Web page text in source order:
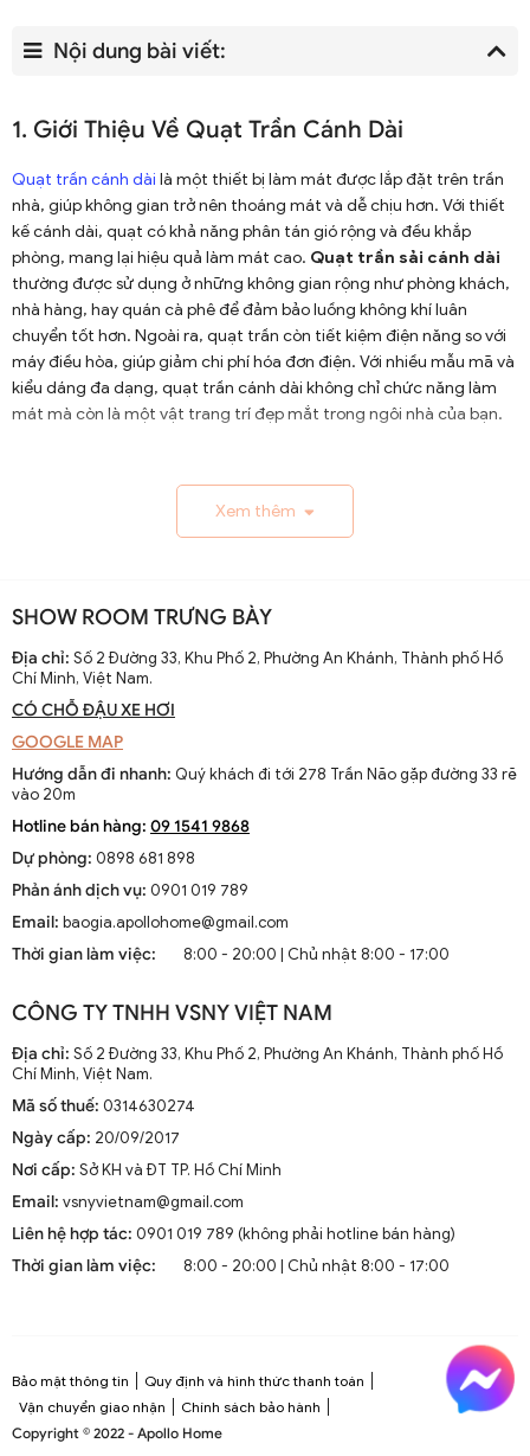
Nội dung bài viết:
1. Giới Thiệu Về Quạt Trần Cánh Dài
Quạt trần cánh dài là một thiết bị làm mát được lắp đặt trên trần
nhà, giúp không gian trở nên thoáng mát và dễ chịu hơn. Với thiết
kế cánh dài, quạt có khả năng phân tán gió rộng và đều khắp
phòng, mang lại hiệu quả làm mát cao. Quạt trần sải cánh dài
thường được sử dụng ở những không gian rộng như phòng khách,
nhà hàng, hay quán cà phê để đảm bảo luồng không khí luân
chuyển tốt hơn. Ngoài ra, quạt trần còn tiết kiệm điện năng so với
máy điều hòa, giúp giảm chi phí hóa đơn điện. Với nhiều mẫu mã và
kiểu dáng đa dạng, quạt trần cánh dài không chỉ chức năng làm
mát mà còn là một vật trang trí đẹp mắt trong ngôi nhà của bạn.
1.1. Lịch Sử và Sự Phát Triển
pháp thông gió hiệu quả ở các khu vực nhiệt đới. Ban đầu
được làm thủ công và chạy bằng điện từ pin, chúng
nhanh chóng phát triển với sự tiến bộ của công nghệ
điện.
Sự thay đổi và cải tiến qua các thập kỷ
tiến với thiết kế hiện đại, động cơ mạnh mẽ và khả năng
cứu để nâng cao hiệu suất và thẩm mỹ của sản phẩm.
Xu hướng hiện tại trên thị trường
Hiện nay, quạt trần cánh dài không chỉ là thiết bị làm mát
sống. Chúng kết hợp công nghệ tiên tiến như điều khiển
1.2. Cấu Tạo và Nguyên Lý Hoạt Động
Cấu trúc tổng thể của quạt trần cánh dài
cơ, cánh quạt, bộ điều khiển và thân quạt. Các cánh quạt
được chế tạo từ chất liệu như gỗ, kim loại hoặc
composite để đảm bảo độ bền và hiệu suất.
Nguyên lý hoạt động cơ bản
Động cơ điện làm quay các cánh quạt, tạo ra dòng không
khí tuần hoàn trong không gian phòng.
Công nghệ tiên tiến tích hợp
Xem thêm
SHOW ROOM TRƯNG BÀY
Địa chỉ: Số 2 Đường 33, Khu Phố 2, Phường An Khánh, Thành phố Hồ
Chí Minh, Việt Nam.
CÓ CHỖ ĐẬU XE HƠI
GOOGLE MAP
Hướng dẫn đi nhanh: Quý khách đi tới 278 Trần Não gặp đường 33 rẽ
vào 20m
Hotline bán hàng: 09 1541 9868
Dự phòng: 0898 681 898
Phản ánh dịch vụ: 0901 019 789
Email: baogia.apollohome@gmail.com
Thời gian làm việc:
8:00 - 20:00 | Chủ nhật 8:00 - 17:00
CÔNG TY TNHH VSNY VIỆT NAM
Địa chỉ: Số 2 Đường 33, Khu Phố 2, Phường An Khánh, Thành phố Hồ
Chí Minh, Việt Nam.
Mã số thuế: 0314630274
Ngày cấp: 20/09/2017
Nơi cấp: Sở KH và ĐT TP. Hồ Chí Minh
Email: vsnyvietnam@gmail.com
Liên hệ hợp tác: 0901 019 789 (không phải hotline bán hàng)
Thời gian làm việc:
8:00 - 20:00 | Chủ nhật 8:00 - 17:00
Bảo mật thông tin
Quy định và hình thức thanh toán
Vận chuyển giao nhận
Chính sách bảo hành
Copyright © 2022 - Apollo Home